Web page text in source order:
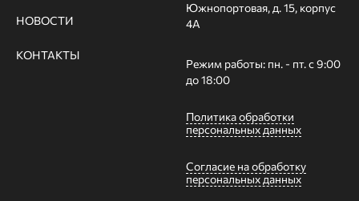
НОВОСТИ
КОНТАКТЫ
Южнопортовая, д. 15, корпус
4А
Режим работы: пн. - пт. с 9:00
до 18:00
Политика обработки
персональных данных
Согласие на обработку
персональных данных